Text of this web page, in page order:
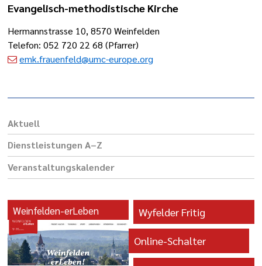
Evangelisch-methodistische Kirche
Hermannstrasse 10, 8570 Weinfelden
Telefon: 052 720 22 68 (Pfarrer)
emk.frauenfeld@umc-europe.org
Aktuell
Dienst­leis­tungen A–Z
Veranstaltungs­kalender
Weinfelden-erLeben Wyfelder Fritig
Online-Schalter